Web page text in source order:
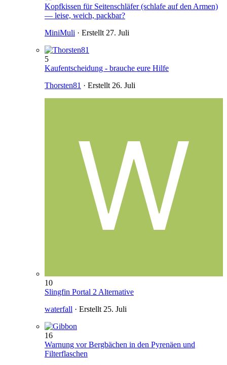
Kopfkissen für Seitenschläfer (schlafe auf den Armen)
— leise, weich, packbar?
MiniMuli · Erstellt 27. Juli
5
Kaufentscheidung - brauche eure Hilfe
Thorsten81 · Erstellt 26. Juli
10
Slingfin Portal 2 Alternative
waterfall · Erstellt 25. Juli
16
Warnung vor Bergbächen in den Pyrenäen und
Filterflaschen